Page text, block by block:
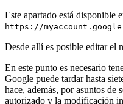
Este apartado está disponible
https://
Desde allí es posible editar el
En este punto es necesario
Google puede tardar hasta
hace, además, por asuntos de
autorizado y la modificación